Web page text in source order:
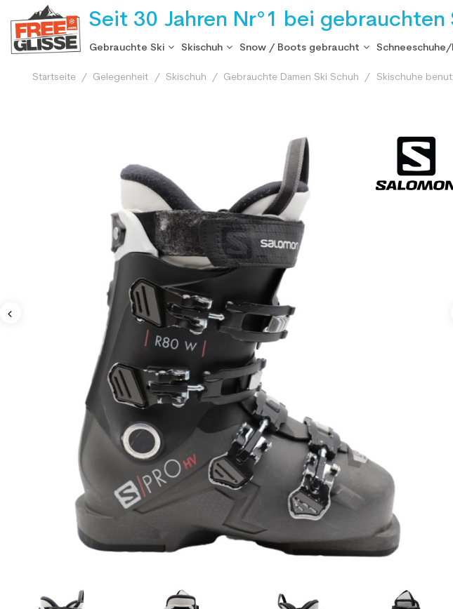
Seit 30 Jahren Nr°1 bei gebrauchten
Gebrauchte Ski Skischuh Snow / Boots gebraucht
Startseite Gelegenheit Skischuh Gebrauchte Damen Ski Schuh Skischuhe